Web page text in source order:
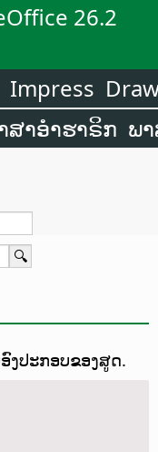
26.2
Impress
ສາອຳຮາຣິກ ພ
ງປະກອບຂອງສູດ.